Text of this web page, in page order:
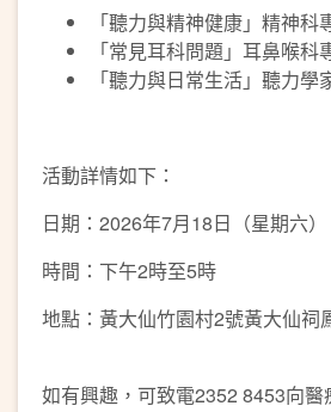
「聽力與精神健康」精神科
「常見耳科問題」耳鼻喉科
「聽力與日常生活」聽力學
活動詳情如下：
日期：2026年7月18日（星期六）
時間：下午2時至5時
地點：黃大仙竹園村2號黃大仙祠
如有興趣，可致電2352 8453向醫